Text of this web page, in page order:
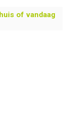
of vandaag